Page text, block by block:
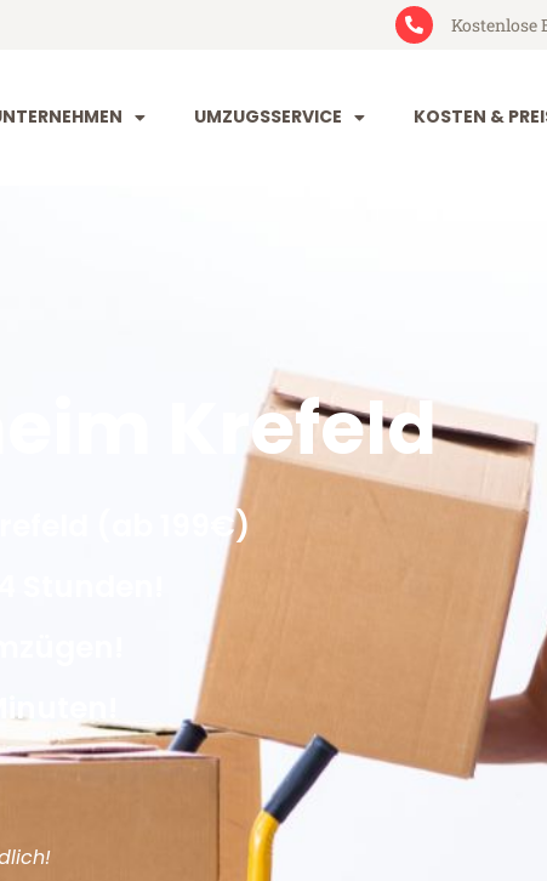
Kostenlose
UMZUGSSERVICE KOSTEN &
Krefeld
(ab 199€)
Stunden!